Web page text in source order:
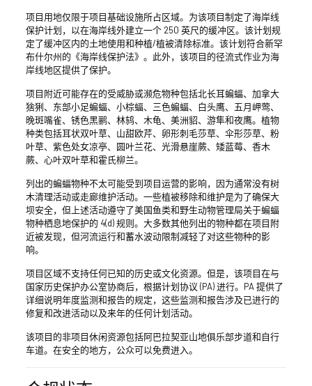
项目用地仅限于项目基础设施所占区域。为该项目制定了海岸线
保护计划，以在海岸线外建立一个 250 英尺的缓冲区。该计划规
定了缓冲区内的土地使用和种植/植被清除标准。该计划符合新罕
布什尔州的《海岸线保护法》。此外，该项目的径流式作业为海
岸线地区提供了保护。
项目附近可能存在的受威胁或濒危物种包括北长耳蝙蝠、加拿大
猞猁、东部小足蝙蝠、小棕蝠、三色蝙蝠、白头鹰、五月岬莺、
晚斑嘴雀、锈色黑鹂、林鸫、木龟、美洲貂、游隼和夜鹰。植物
种类包括耳状双叶草、山甜欧芹、卵形刺毛莎草、伞形莎草、粉
叶草、紫色处女凉亭、圆叶兰花、光滑悬崖蕨、矮蓝莓、香木
蕨、心叶双叶草和霍氏柳兰。
列出的蝙蝠物种不太可能受到项目运营的影响，因为通常没有树
木清理活动或走廊维护活动。一些植被移除和维护是为了确保大
坝安全，但上述活动遵守了美国鱼类和野生动物管理局关于蝙蝠
物种栖息地保护的 4(d) 规则。大多数其他列出的物种都在项目附
近被发现，但河流运行和蓄水波动限制减轻了对这些物种的影
响。
项目区域不支持任何已知的历史或文化资源。但是，该项目在与
国家历史保护办公室协商后，根据计划协议 (PA) 进行。PA 提供了
详细说明年度监测和报告的规定，这些监测和报告涉及已进行的
修复和改进活动以及来年的任何计划活动。
该项目的非项目休闲资源包括阿巴拉契亚山地俱乐部步道和自行
车道。在安全的地方，公众可以免费进入。